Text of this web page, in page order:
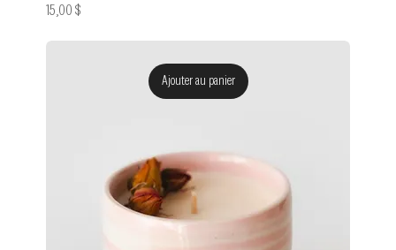
Prix
15,00 $
Ajouter au panier